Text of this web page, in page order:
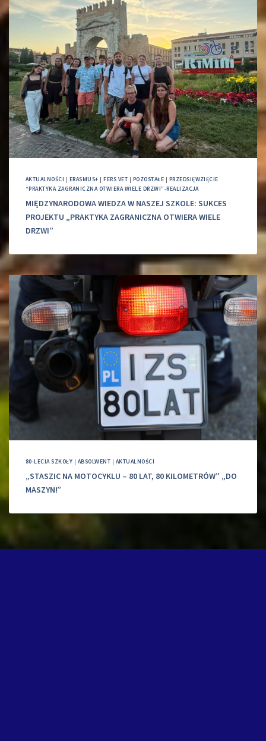
AKTUALNOŚCI | ERASMUS+ |FERS VET | POZOSTAŁE | PRZEDSIĘWZIĘCIE
“PRAKTYKA ZAGRANICZNA OTWIERA WIELE DRZWI”-REALIZACJA
MIĘDZYNARODOWA WIEDZA W NASZEJ SZKOLE: SUKCES
PROJEKTU „PRAKTYKA ZAGRANICZNA OTWIERA WIELE
DRZWI”
80-LECIA SZKOŁY | ABSOLWENT | AKTUALNOŚCI
„STASZIC NA MOTOCYKLU – 80 LAT, 80 KILOMETRÓW” „DO
MASZYN!”